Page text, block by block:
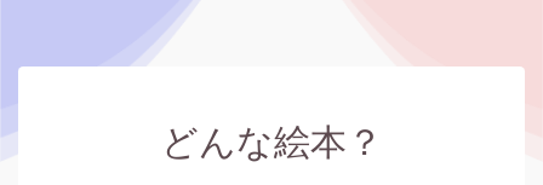
どんな絵本？